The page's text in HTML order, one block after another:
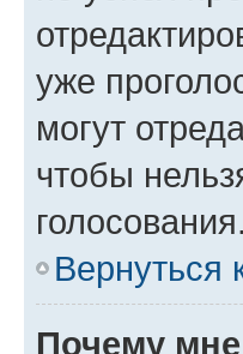
уже
могут
чтобы
голосования.
Вернуться
Почему